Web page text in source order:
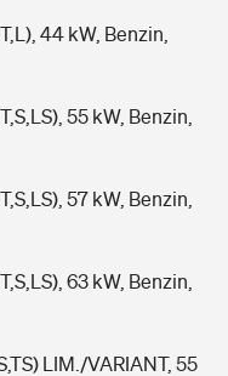
44 kW, Benzin,
55 kW, Benzin,
57 kW, Benzin,
63 kW, Benzin,
LIM./VARIANT, 55